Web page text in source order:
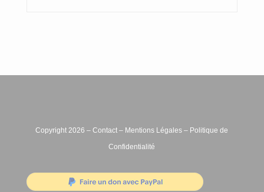
Copyright 2026 –Contact – Mentions Légales – Politique de
Confidentialité